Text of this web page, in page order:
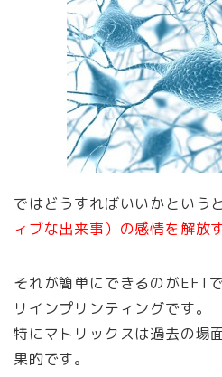
ではどうすればいいかというと
ィブな出来事）の感情を解放
それが簡単にできるのがEFT
リインプリンティングです。
特にマトリックスは過去の場
果的です。